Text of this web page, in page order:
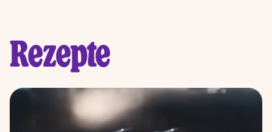
Rezepte